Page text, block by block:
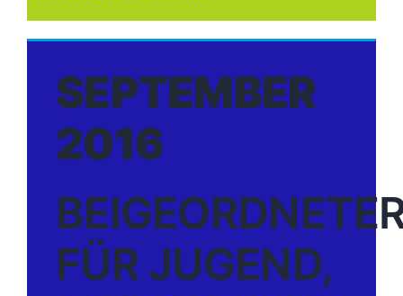
SEPTEMBER
2016
FÜR JUGEND,